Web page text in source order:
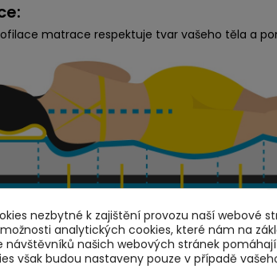
matrace respektuje tvar vašeho těla a
nezbytné k zajištění provozu naší webové
analytických cookies, které nám na
návštěvníků našich webových stránek
však budou nastaveny pouze v případě